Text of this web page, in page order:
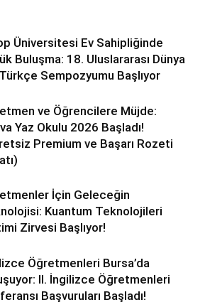
Üniversitesi Ev Sahipliğinde
Buluşma: 18. Uluslararası Dünya
Sempozyumu Başlıyor
ve Öğrencilere Müjde:
Yaz Okulu 2026 Başladı!
Premium ve Başarı Rozeti
İçin Geleceğin
Kuantum Teknolojileri
Zirvesi Başlıyor!
Öğretmenleri Bursa’da
II. İngilizce Öğretmenleri
Başvuruları Başladı!